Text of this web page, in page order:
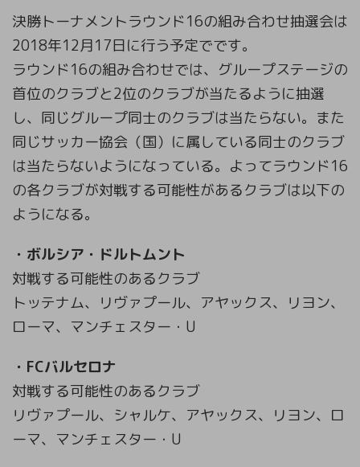
決勝トーナメントラウンド16の組み合わせ抽選会は
2018年12月17日に行う予定でです。
ラウンド16の組み合わせでは、グループステージの
首位のクラブと2位のクラブが当たるように抽選
し、同じグループ同士のクラブは当たらない。また
同じサッカー協会（国）に属している同士のクラブ
は当たらないようになっている。よってラウンド16
の各クラブが対戦する可能性があるクラブは以下の
ようになる。
・ボルシア・ドルトムント
対戦する可能性のあるクラブ
トッテナム、リヴァプール、アヤックス、リヨン、
ローマ、マンチェスター・U
・FCバルセロナ
対戦する可能性のあるクラブ
リヴァプール、シャルケ、アヤックス、リヨン、ロ
ーマ、マンチェスター・U